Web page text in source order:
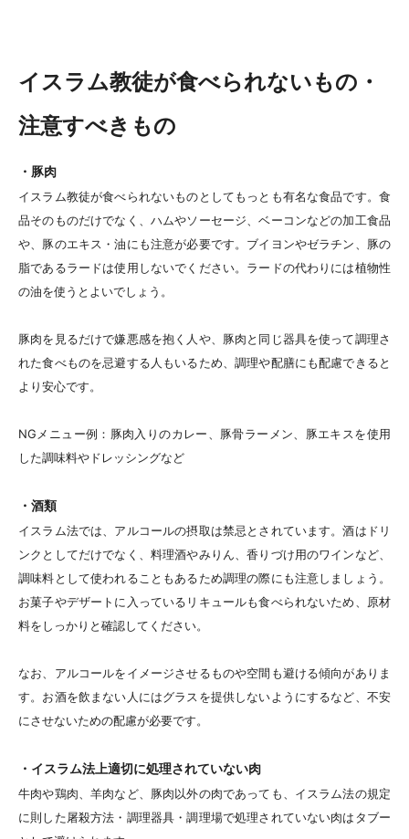
イスラム教徒が食べられないもの・
注意すべきもの
・豚肉
イスラム教徒が食べられないものとしてもっとも有名な食品です。食
品そのものだけでなく、ハムやソーセージ、ベーコンなどの加工食品
や、豚のエキス・油にも注意が必要です。ブイヨンやゼラチン、豚の
脂であるラードは使用しないでください。ラードの代わりには植物性
の油を使うとよいでしょう。
豚肉を見るだけで嫌悪感を抱く人や、豚肉と同じ器具を使って調理さ
れた食べものを忌避する人もいるため、調理や配膳にも配慮できると
より安心です。
NGメニュー例：豚肉入りのカレー、豚骨ラーメン、豚エキスを使用
した調味料やドレッシングなど
・酒類
イスラム法では、アルコールの摂取は禁忌とされています。酒はドリ
ンクとしてだけでなく、料理酒やみりん、香りづけ用のワインなど、
調味料として使われることもあるため調理の際にも注意しましょう。
お菓子やデザートに入っているリキュールも食べられないため、原材
料をしっかりと確認してください。
なお、アルコールをイメージさせるものや空間も避ける傾向がありま
す。お酒を飲まない人にはグラスを提供しないようにするなど、不安
にさせないための配慮が必要です。
・イスラム法上適切に処理されていない肉
牛肉や鶏肉、羊肉など、豚肉以外の肉であっても、イスラム法の規定
に則した屠殺方法・調理器具・調理場で処理されていない肉はタブー